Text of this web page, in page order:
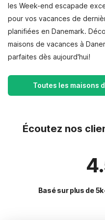
les Week-end escapade
pour vos vacances de
planifiées en Danemark.
maisons de vacances à
parfaites dès aujourd'hui!
Toutes les maisons
Écoutez nos
Basé sur plus de